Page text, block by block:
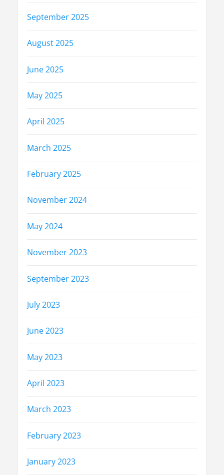
September 2025
August 2025
June 2025
May 2025
April 2025
March 2025
February 2025
November 2024
May 2024
November 2023
September 2023
July 2023
June 2023
May 2023
April 2023
March 2023
February 2023
January 2023